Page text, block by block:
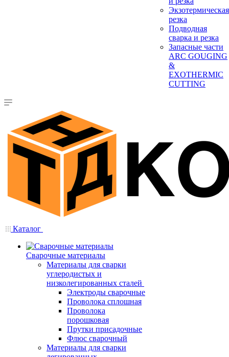
Экзотермическая
резка
Подводная
сварка и резка
Запасные части
ARC GOUGING
&
EXOTHERMIC
CUTTING
Каталог
Сварочные материалы
Материалы для сварки
углеродистых и
низколегированных сталей
Электроды сварочные
Проволока сплошная
Проволока
порошковая
Прутки присадочные
Флюс сварочный
Материалы для сварки